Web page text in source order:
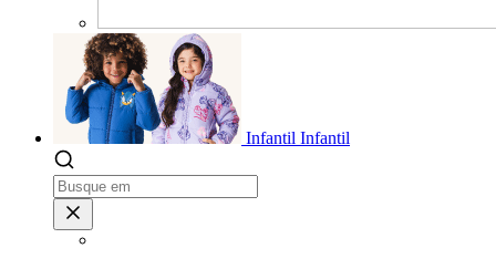
Infantil Infantil